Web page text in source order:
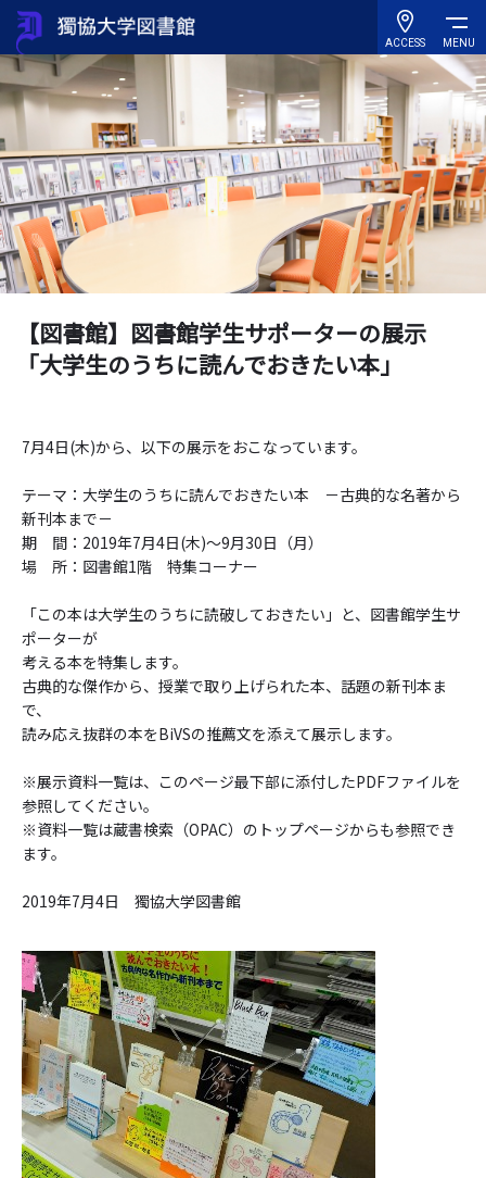
ACCESS MENU
【図書館】図書館学生サポーターの展示
「大学生のうちに読んでおきたい本」
7月4日(木)から、以下の展示をおこなっています。
テーマ：大学生のうちに読んでおきたい本 －古典的な名著から
新刊本まで－
期 間：2019年7月4日(木)～9月30日（月）
場 所：図書館1階 特集コーナー
「この本は大学生のうちに読破しておきたい」と、図書館学生サ
ポーターが
考える本を特集します。
古典的な傑作から、授業で取り上げられた本、話題の新刊本ま
で、
読み応え抜群の本をBiVSの推薦文を添えて展示します。
※展示資料一覧は、このページ最下部に添付したPDFファイルを
参照してください。
※資料一覧は蔵書検索（OPAC）のトップページからも参照でき
ます。
2019年7月4日 獨協大学図書館